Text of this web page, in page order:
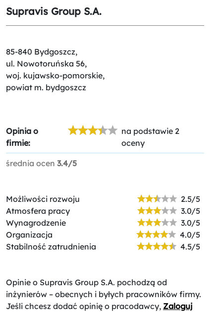
Supravis Group S.A.
85-840 Bydgoszcz,
ul. Nowotoruńska 56,
woj. kujawsko-pomorskie,
powiat m. bydgoszcz
Opinia o
firmie:
na podstawie 2
oceny
średnia ocen 3.4/5
Możliwości rozwoju
2.5/5
Atmosfera pracy
3.0/5
Wynagrodzenie
3.0/5
Organizacja
4.0/5
Stabilność zatrudnienia
4.5/5
Opinie o Supravis Group S.A. pochodzą od
inżynierów – obecnych i byłych pracowników firmy.
Jeśli chcesz dodać opinię o pracodawcy, Zaloguj